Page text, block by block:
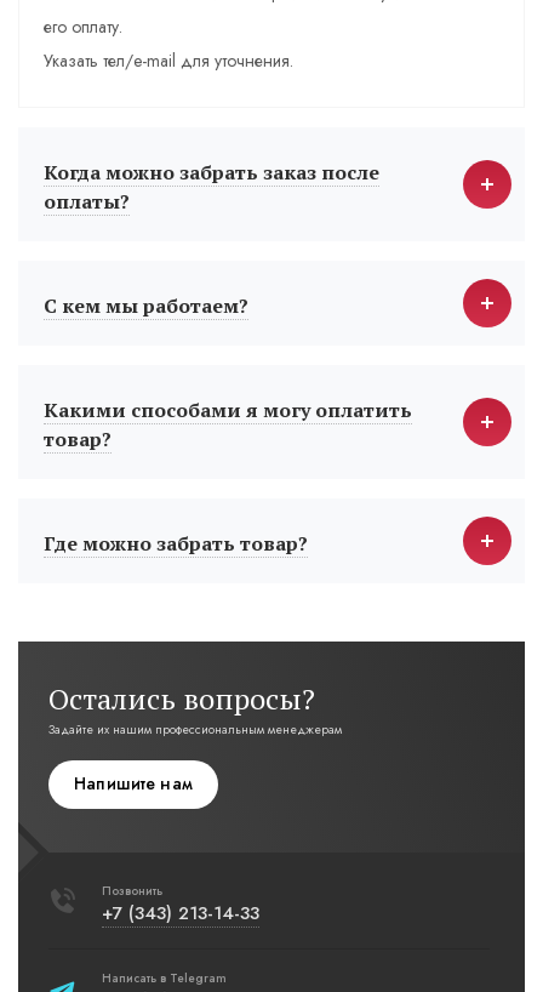
его оплату.
Указать тел/e-mail для уточнения.
Когда можно забрать заказ после
оплаты?
С кем мы работаем?
Какими способами я могу оплатить
товар?
Где можно забрать товар?
Остались вопросы?
Задайте их нашим профессиональным менеджерам
Напишите нам
Позвонить
+7 (343) 213-14-33
Написать в Telegram